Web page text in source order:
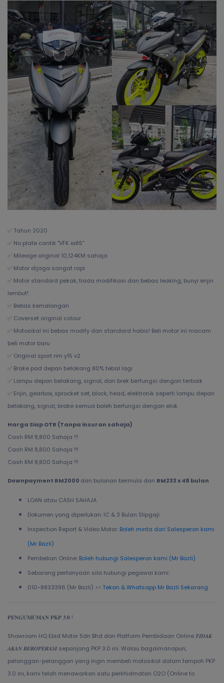
✅ Tahun 2020
✅ No plate cantik "VFK xx85"
✅ Mileage original 10,124KM sahaja
✅ Motor dijaga sangat rapi
✅ Motor standard pekak, tiada modifikasi dan bebas leaking, bunyi enjin
lembut!
✅ Bebas kemalangan
✅ Coverset original colour
✅ Motosikal ini bebas modify dan standard habis! Beli motor ini macam
beli motor baru
✅ Original sport rim y15 v2
✅ Brake pad depan belakang 80% tebal lagi
✅ Lampu depan belakang, signal, dan brek berfungsi dengan terbaik
✅ Enjin, gearbox, sprocket set, block, head, elektronik seperti lampu depan
belakang, signal, brake semua boleh berfungsi dengan elok
Harga Siap OTR (Tanpa insuran sahaja)
Cash RM 8,800 Sahaja !!!
Cash RM 8,800 Sahaja !!!
Cash RM 8,800 Sahaja !!!
Downpayment RM2000 dan bulanan bermula dari RM233 x 48 bulan
LOAN atau CASH SAHAJA
Dokumen yang diperlukan: IC & 3 Bulan Slipgaji
Inspection Report & Video Motor: Boleh minta dari Salesperon kami
(Mr Bazli)
Pembelian Online: Boleh hubungi Salesperon kami (Mr Bazli)
Sebarang pertanyaan sila hubungi pegawai kami:
010-8833396 (Mr Bazli) >> Tekan & Whatsapp Mr Bazli Sekarang
𝐏𝐄𝐍𝐆𝐔𝐌𝐔𝐌𝐀𝐍 𝐏𝐊𝐏 𝟑.𝟎 !
Showroom HQ Ebid Motor Sdn Bhd dan Platform Pembidaan Online 𝑻𝑰𝑫𝑨𝑲
𝑨𝑲𝑨𝑵 𝑩𝑬𝑹𝑶𝑷𝑬𝑹𝑨𝑺𝑰 sepanjang PKP 3.0 ini. Walau bagaimanapun,
pelanggan-pelanggan yang ingin membeli motosikal dalam tempoh PKP
3.0 ini, kami telah menawarkan satu perkhidmatan O2O (Online to